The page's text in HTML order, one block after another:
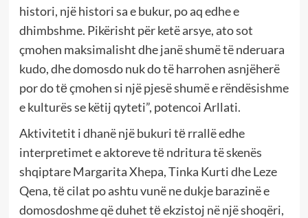
histori, një histori sa e bukur, po aq edhe e
dhimbshme. Pikërisht për ketë arsye, ato sot
çmohen maksimalisht dhe janë shumë të nderuara
kudo, dhe domosdo nuk do të harrohen asnjëherë
por do tё çmohen si një pjesë shumë e rëndësishme
e kulturës se këtij qyteti”, potencoi Arllati.
Aktivitetit i dhanë një bukuri tё rrallë edhe
interpretimet e aktoreve tё ndritura të skenës
shqiptare Margarita Xhepa, Tinka Kurti dhe Leze
Qena, tё cilat po ashtu vunë ne dukje barazinë e
domosdoshme që duhet tё ekzistoj në një shoqëri,